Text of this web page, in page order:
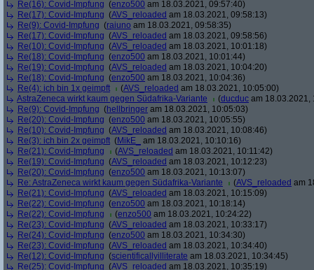
Re(16): Covid-Impfung (enzo500 am 18.03.2021, 09:57:40)
Re(17): Covid-Impfung (AVS_reloaded am 18.03.2021, 09:58:13)
Re(9): Covid-Impfung (raiuno am 18.03.2021, 09:58:35)
Re(17): Covid-Impfung (AVS_reloaded am 18.03.2021, 09:58:56)
Re(10): Covid-Impfung (AVS_reloaded am 18.03.2021, 10:01:18)
Re(18): Covid-Impfung (enzo500 am 18.03.2021, 10:01:44)
Re(19): Covid-Impfung (AVS_reloaded am 18.03.2021, 10:04:20)
Re(18): Covid-Impfung (enzo500 am 18.03.2021, 10:04:36)
Re(4): ich bin 1x geimpft
(AVS_reloaded am 18.03.2021, 10:05:00)
AstraZeneca wirkt kaum gegen Südafrika-Variante
(ducduc am 18.03.2021,
Re(9): Covid-Impfung (hellbringer am 18.03.2021, 10:05:03)
Re(20): Covid-Impfung (enzo500 am 18.03.2021, 10:05:55)
Re(10): Covid-Impfung (AVS_reloaded am 18.03.2021, 10:08:46)
Re(3): ich bin 2x geimpft (MikE_
am 18.03.2021, 10:10:16)
Re(21): Covid-Impfung
(AVS_reloaded am 18.03.2021, 10:11:42)
Re(19): Covid-Impfung (AVS_reloaded am 18.03.2021, 10:12:23)
Re(20): Covid-Impfung (enzo500 am 18.03.2021, 10:13:07)
Re: AstraZeneca wirkt kaum gegen Südafrika-Variante
(AVS_reloaded am
Re(21): Covid-Impfung (AVS_reloaded am 18.03.2021, 10:15:09)
Re(22): Covid-Impfung (enzo500 am 18.03.2021, 10:18:14)
Re(22): Covid-Impfung
(enzo500 am 18.03.2021, 10:24:22)
Re(23): Covid-Impfung (AVS_reloaded am 18.03.2021, 10:33:17)
Re(24): Covid-Impfung (enzo500 am 18.03.2021, 10:34:30)
Re(23): Covid-Impfung (AVS_reloaded am 18.03.2021, 10:34:40)
Re(12): Covid-Impfung (scientificallyilliterate am 18.03.2021, 10:34:45)
Re(25): Covid-Impfung (AVS_reloaded am 18.03.2021, 10:35:19)